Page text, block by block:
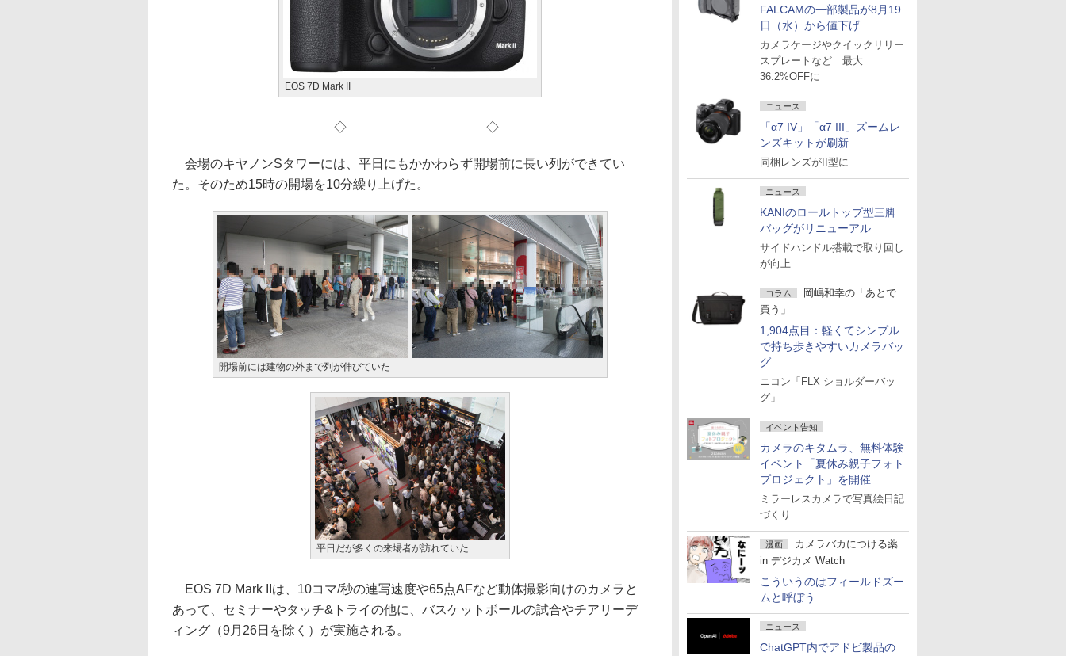
FALCAMの一部製品が8月19
日（水）から値下げ
カメラケージやクイックリリー
スプレートなど 最大
36.2%OFFに
ニュース
「α7 IV」「α7 III」ズームレ
ンズキットが刷新
同梱レンズがII型に
ニュース
KANIのロールトップ型三脚
バッグがリニューアル
サイドハンドル搭載で取り回し
が向上
コラム
岡嶋和幸の「あとで
買う」
1,904点目：軽くてシンプル
で持ち歩きやすいカメラバッ
グ
ニコン「FLX ショルダーバッ
グ」
イベント告知
カメラのキタムラ、無料体験
イベント「夏休み親子フォト
プロジェクト」を開催
ミラーレスカメラで写真絵日記
づくり
漫画
カメラバカにつける薬
in デジカメ Watch
こういうのはフィールドズー
ムと呼ぼう
ニュース
ChatGPT内でアドビ製品の
EOS 7D Mark II
◇ ◇
会場のキヤノンSタワーには、平日にもかかわらず開場前に長い列ができてい
た。そのため15時の開場を10分繰り上げた。
開場前には建物の外まで列が伸びていた
平日だが多くの来場者が訪れていた
EOS 7D Mark IIは、10コマ/秒の連写速度や65点AFなど動体撮影向けのカメラと
あって、セミナーやタッチ&トライの他に、バスケットボールの試合やチアリーデ
ィング（9月26日を除く）が実施される。